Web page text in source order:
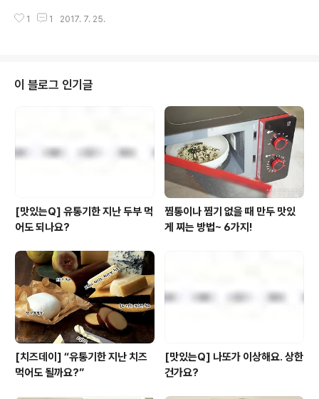
그 비결이 뭔지 함께 알아보시죠~. [지엘 다이어트⑫] 줄이
지를 받았었죠. 이 작품을 만든 호소다 마모루의 후속작이
방지축 쿠마테츠를 사부로 모시며 지내는 내용인데요. 마
치 아버지와 아들처럼 점점 서로 닮아가는 모습을 보며 역
시 호소다 마모루 라는 평을 들었었죠. 그런데 괴물의 아이
속 두 주인공이 서로의 마음을 확인하는 계기가 무엇이었
는지 아시나요? 바로 날달걀밥이었는데요. 대체 어떤 사연
이 있길래 날달걀밥으로 마음을 열었을지.. 그리고..
1 1 2017. 7. 25.
이 블로그 인기글
[맛있는Q] 유통기한 지난 두부 먹
어도 되나요?
찜통이나 찜기 없을 때 만두 맛있
게 찌는 방법~ 6가지!
[치즈데이] “유통기한 지난 치즈
먹어도 될까요?”
[맛있는Q] 나또가 이상해요. 상한
건가요?